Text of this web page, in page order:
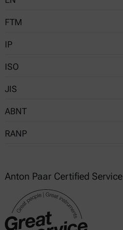
51784
6246
FTM
791-3302
IP
131
540
ISO
6246
JIS
K 2261
ABNT
NBR 8644
RANP
19
778
Anton Paar Certified Service